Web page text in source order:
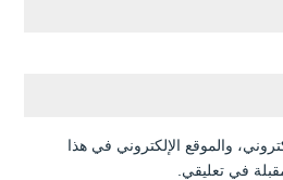
والموقع الإلكتروني في هذا
في تعليقي.